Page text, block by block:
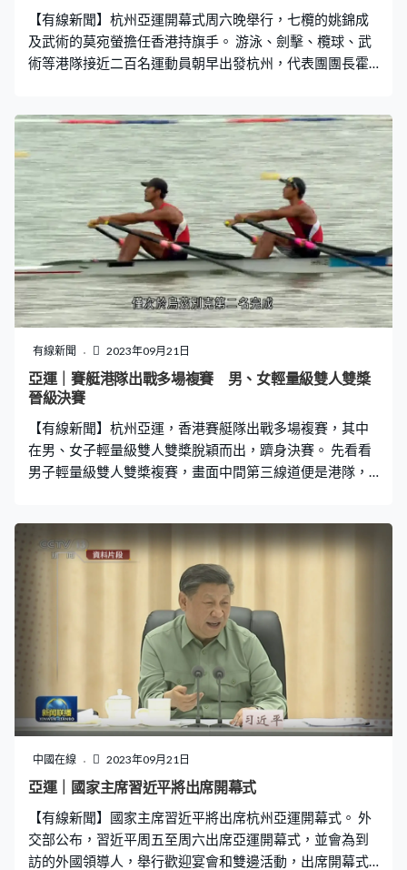
【有線新聞】杭州亞運開幕式周六晚舉行，七欖的姚錦成
及武術的莫宛螢擔任香港持旗手。 游泳、劍擊、欖球、武
術等港隊接近二百名運動員朝早出發杭州，代表團團長霍
航班都是運動員或者員工、記者，所以今次是第一次感受
到整團運動員的齊心，一起去衝擊亞運（獎牌）。」 香港
武術代表莫宛螢：「有特意上網看看東京奧運持旗手是如
何出場、握旗，看完後就覺得旗杆很長、很重，但今天看
到姚錦成，我就不怕了，因為他的手臂很粗壯。」 而第一
次參加亞運的曹星如指出發前好緊張，「希望在比賽的時
候放鬆心情，打好比賽，可以放鬆些、享受比賽，我覺得
這個比自己希望目標有多遠重要。」 上屆亞運港隊取得8
金18銀20銅，今屆派出歴來最龐大、近千人的代表團，包
括多過600名運動員，有望打破過往獎牌成績。
有線新聞 2023年09月21日
亞運｜賽艇港隊出戰多場複賽 男、女輕量級雙人雙槳
晉級決賽
【有線新聞】杭州亞運，香港賽艇隊出戰多場複賽，其中
在男、女子輕量級雙人雙槳脫穎而出，躋身決賽。 先看看
男子輕量級雙人雙槳複賽，畫面中間第三線道便是港隊，
韓，大家實力相若，兩隻艇叮噹馬頭，鬥了半程後，他們
已經拋離其他對手。兩隊由頭鬥到尾，港隊勝在夠韌力，
保持優勢到尾，快南韓0.45秒首先過終點，頭兩名都在7分
鐘內完成，齊齊躋身星期日的決賽。 女子輕量級雙人雙
槳，畫面最下方、黃色艇的港隊與印度、泰國、日本爭奪
決賽資格。黃湘儀及洪詠甄合作，初賽六隊中排五，這天
對手相對上不太強。港隊沿途一直守在第二位，鬥到半
程，一度只係落後日本百分之3秒，可惜後勁不繼，最後
500米被愈拋愈開。日本最後輕鬆返終點，港隊落後近7
秒，第二名完成晉身決賽。 女子雙人雙槳複賽，港隊的高
楚翹及李凱橋無緣決賽。全程2,000米，南韓一支獨秀，最
後首名衝線，哈薩克壓過印尼取得決賽席位，港隊第四名
完成，落入名次賽。 畫面最下方黃色艇的夏赫及何紹榮在
男子雙人雙槳複賽，命運與女子隊一樣，他們一直守在第
三位，無法威脅前列兩隊，印度及
中國在線 2023年09月21日
亞運｜國家主席習近平將出席開幕式
【有線新聞】國家主席習近平將出席杭州亞運開幕式。 外
交部公布，習近平周五至周六出席亞運開幕式，並會為到
訪的外國領導人，舉行歡迎宴會和雙邊活動，出席開幕式